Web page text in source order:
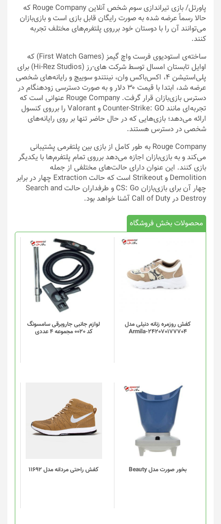
پاورتل
/ بازی تیراندازی سوم شخص آنلاین Rouge Company که
حالا رسماً عرضه شده به صورت رایگان قابل بازی است و بازی‌بازان
می‌توانند آن را با دوستان خود برروی پلتفرم‌های مختلف تجربه
کنند.
ساخته‌ی استودیوی فرست واچ گیمز (First Watch Games) که
اوایل تابستان امسال توسط شرکت های-رز (Hi-Rez Studios) برای
پلی‌استیشن ۴، اکس‌باکس وان، نینتندو سوییچ و رایانه‌های شخصی
عرضه شد، ابتدا با قیمت ۳۰ دلار و به صورت دسترسی زودهنگام در
دسترس بازی‌بازان قرار گرفت. Rouge Company عنوانی است که
تجربه‌ای مانند Counter-Strike: GO و Valorant را برروی کنسول
ارائه می‌دهد؛ بازی‌هایی که در حال حاضر تنها بر روی رایانه‌های
شخصی در دسترس هستند.
Rouge Company به طور کامل از بازی بین پلتفرمی پشتیبانی
می‌کند و به بازی‌بازان اجازه می‌دهد برروی تمام پلتفرم‌ها با یکدیگر
بازی کنند. این عنوان دارای حالت‌های مختلفی از جمله
Demolition و Strikeout است که حالت Extraction چهار در برابر
چهار آن برای بازی‌بازان CS: Go و طرفداران حالت Search and
Destroy در Call of Duty آشنا خواهد بود.
محصولات بخش فروشگاه
کفش روزمره زنانه دنیلی مدل
Armila-242070177704
لوازم جانبی جاروبرقی سامسونگ
کد 0020 مجموعه 4 عددی
بخور صورت مدل Beauty کفش راحتی مردانه مدل 11692
محصول
دارای
انواع
مختلفی
گزینه